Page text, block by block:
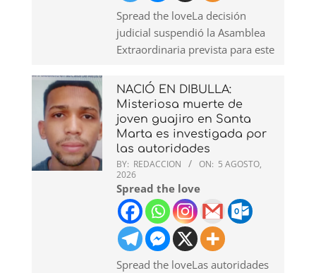
Spread the loveLa decisión
judicial suspendió la Asamblea
Extraordinaria prevista para este
NACIÓ EN DIBULLA:
Misteriosa muerte de
joven guajiro en Santa
Marta es investigada por
las autoridades
BY: REDACCION ON: 5 AGOSTO,
2026
Spread the love
Spread the loveLas autoridades